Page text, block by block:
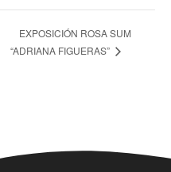
EXPOSICIÓN ROSA SUM
“ADRIANA FIGUERAS”